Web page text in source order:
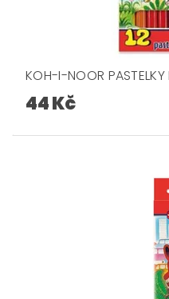
KOH-I-NOOR PASTELKY
44 Kč